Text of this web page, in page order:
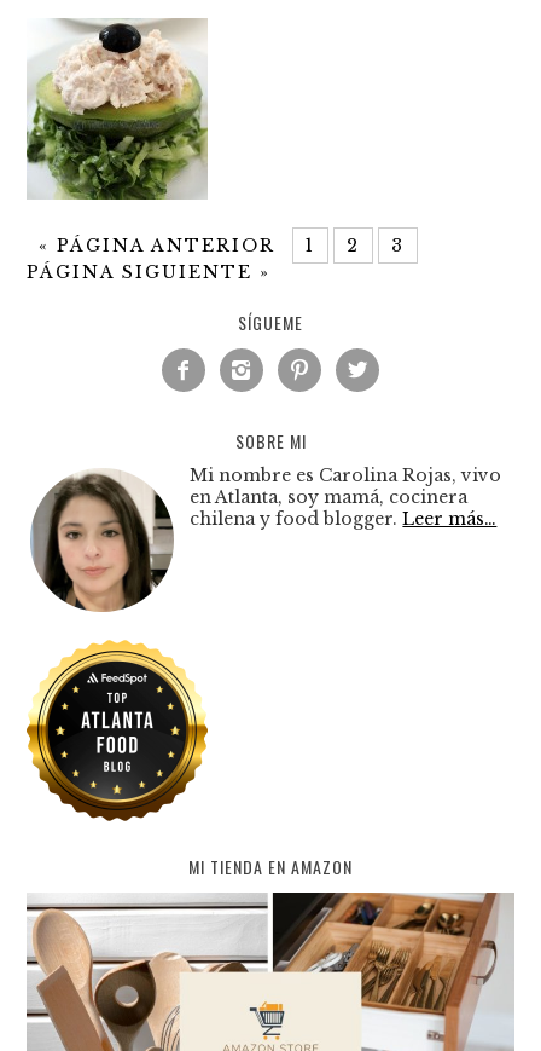
«PÁGINA ANTERIOR 1 2
3
PÁGINA SIGUIENTE »
SÍGUEME
   
SOBRE MI
Mi nombre es Carolina Rojas, vivo
en Atlanta, soy mamá, cocinera
chilena y food blogger.Leer más…
MI TIENDA EN AMAZON